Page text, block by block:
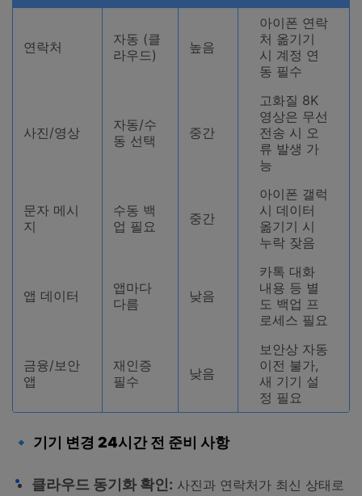
연락처
자동 (클
라우드)
높음
아이폰 연락
처 옮기기
시 계정 연
동 필수
사진/영상
자동/수
동 선택
중간
고화질 8K
영상은 무선
전송 시 오
류 발생 가
능
문자 메시
지
수동 백
업 필요
중간
아이폰 갤럭
시 데이터
옮기기 시
누락 잦음
앱 데이터
앱마다
다름
낮음
카톡 대화
내용 등 별
도 백업 프
로세스 필요
금융/보안
앱
재인증
필수
낮음
보안상 자동
이전 불가,
새 기기 설
정 필요
🔹 기기 변경 24시간 전 준비 사항
클라우드 동기화 확인: 사진과 연락처가 최신 상태로